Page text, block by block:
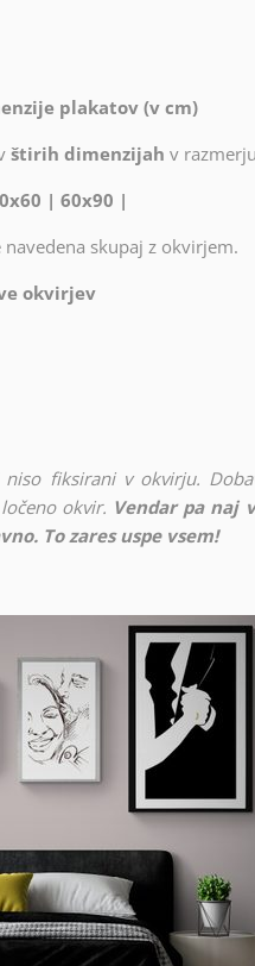
plakatov (v cm)
štirih dimenzijah v
| 60x90 |
skupaj z okvirjem.
okvirjev
niso fiksirani v okvirju.
okvir. Vendar pa naj
To zares uspe vsem!